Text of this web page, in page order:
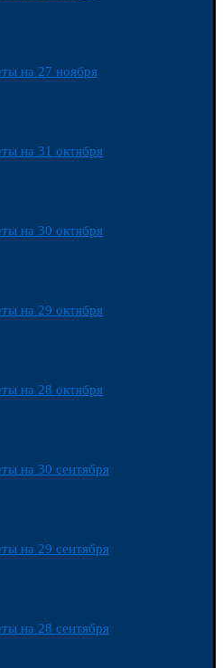
на 27 ноября
на 31 октября
на 30 октября
на 29 октября
на 28 октября
на 30 сентября
на 29 сентября
на 28 сентября